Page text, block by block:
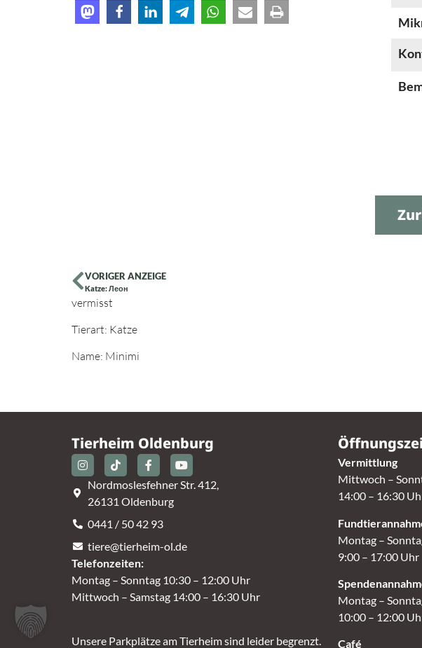
VORIGER ANZEIGE
Katze: Леон
vermisst
Tierart: Katze
Name: Minimi
Tierheim Oldenburg
Nordmoslesfehner Str. 412,
26131 Oldenburg
0441 / 50 42 93
tiere@tierheim-ol.de
Telefonzeiten:
Montag – Sonntag 10:30 – 12:00 Uhr
Mittwoch – Samstag 14:00 – 16:30 Uhr
Unsere Parkplätze am Tierheim sind leider begrenzt.
Vermittlung
Mittwoch –
14:00 – 16:30
Montag –
9:00 – 17:00 Uhr
Montag –
10:00 – 12:00
Café